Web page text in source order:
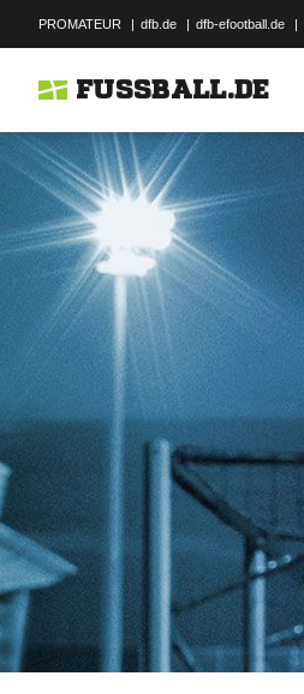
PROMATEUR | dfb.de | dfb-efootball.de |
FUSSBALL.DE